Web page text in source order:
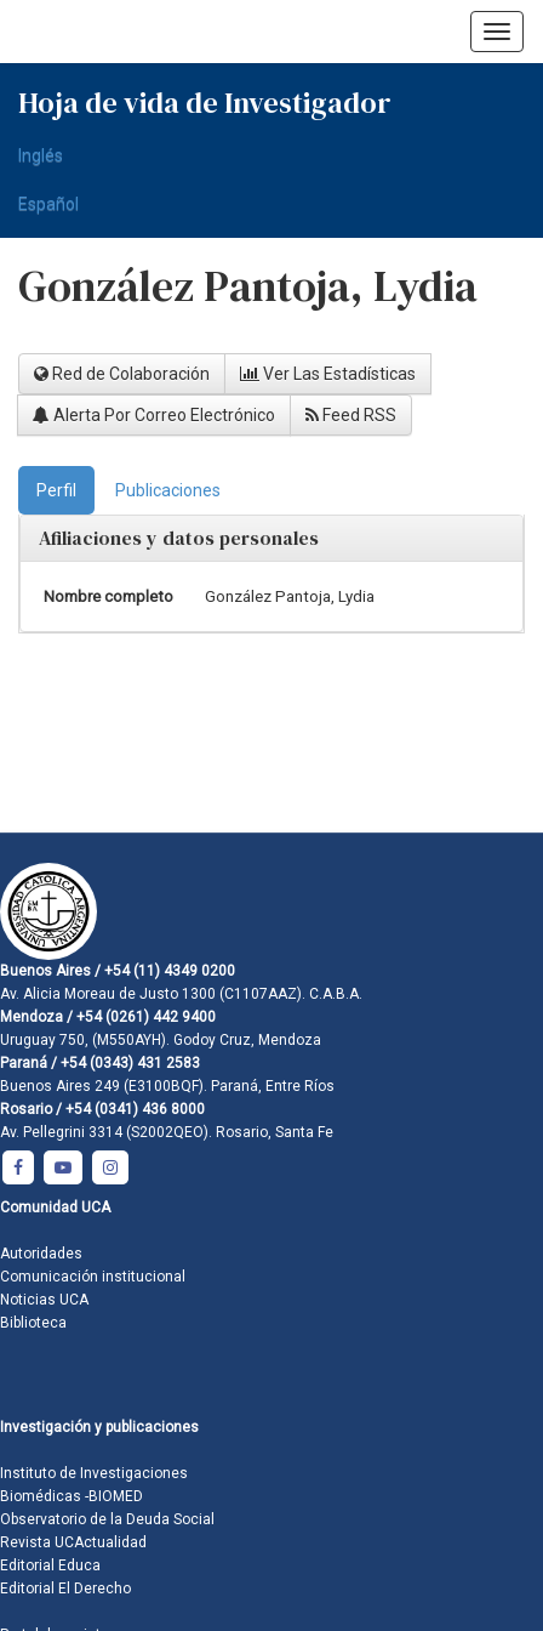
Hoja de vida de Investigador
Inglés
Español
González Pantoja, Lydia
Red de Colaboración Ver Las Estadísticas
Alerta Por Correo Electrónico Feed RSS
Perfil Publicaciones
Afiliaciones y datos personales
Nombre completo González Pantoja, Lydia
Buenos Aires / +54 (11) 4349 0200
Av. Alicia Moreau de Justo 1300 (C1107AAZ). C.A.B.A.
Mendoza / +54 (0261) 442 9400
Uruguay 750, (M550AYH). Godoy Cruz, Mendoza
Paraná / +54 (0343) 431 2583
Buenos Aires 249 (E3100BQF). Paraná, Entre Ríos
Rosario / +54 (0341) 436 8000
Av. Pellegrini 3314 (S2002QEO). Rosario, Santa Fe
Comunidad UCA
Autoridades
Comunicación institucional
Noticias UCA
Biblioteca
Investigación y publicaciones
Instituto de Investigaciones
Biomédicas -BIOMED
Observatorio de la Deuda Social
Revista UCActualidad
Editorial Educa
Editorial El Derecho